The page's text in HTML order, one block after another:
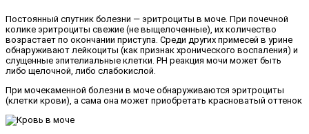
Постоянный спутник болезни — эритроциты в моче. При почечной
колике эритроциты свежие (не выщелоченные), их количество
возрастает по окончании приступа. Среди других примесей в урине
обнаруживают лейкоциты (как признак хронического воспаления) и
слущенные эпителиальные клетки. РH реакция мочи может быть
либо щелочной, либо слабокислой.
При мочекаменной болезни в моче обнаруживаются эритроциты
(клетки крови), а сама она может приобретать красноватый оттенок